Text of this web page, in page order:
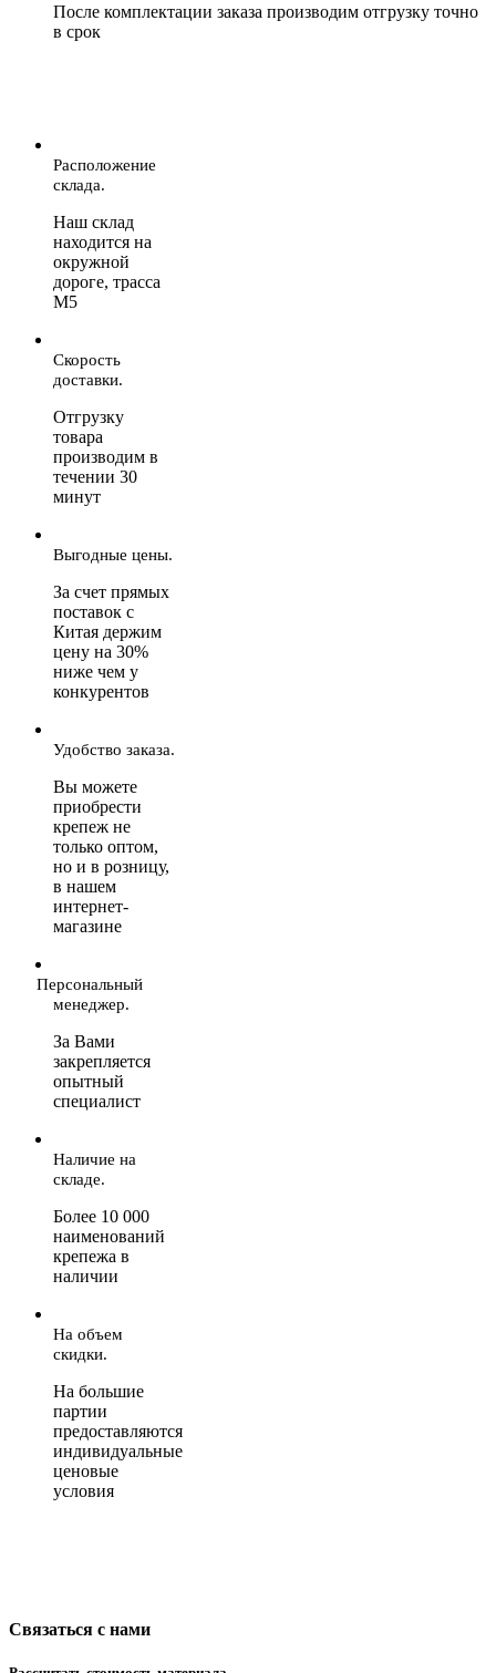
После комплектации заказа производим отгрузку точно
в срок
Расположение
склада.
Наш склад
находится на
окружной
дороге, трасса
М5
Скорость
доставки.
Отгрузку
товара
производим в
течении 30
минут
Выгодные цены.
За счет прямых
поставок с
Китая держим
цену на 30%
ниже чем у
конкурентов
Удобство заказа.
Вы можете
приобрести
крепеж не
только оптом,
но и в розницу,
в нашем
интернет-
магазине
Персональный
менеджер.
За Вами
закрепляется
опытный
специалист
Наличие на
складе.
Более 10 000
наименований
крепежа в
наличии
На объем
скидки.
На большие
партии
предоставляются
индивидуальные
ценовые
условия
Связаться с нами